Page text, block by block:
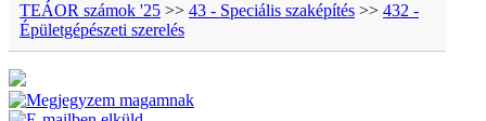
TEÁOR számok '25 >> 43 - Speciális szaképítés >> 432 -
Épületgépészeti szerelés